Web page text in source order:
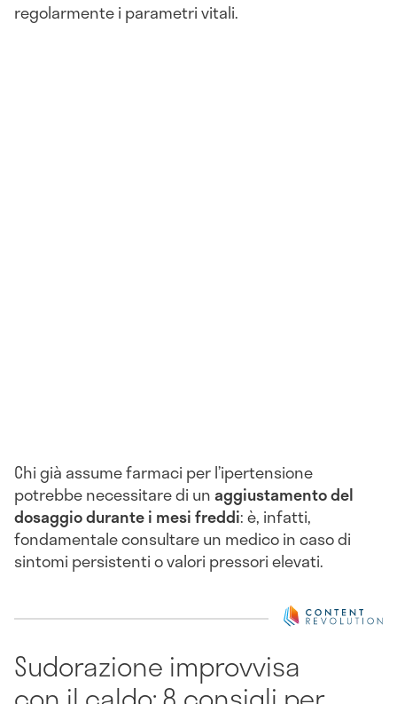
regolarmente i parametri vitali.
Chi già assume farmaci per l’ipertensione
potrebbe necessitare di unaggiustamento del
dosaggio durante i mesi freddi: è, infatti,
fondamentale consultare un medico in caso di
sintomi persistenti o valori pressori elevati.
Sudorazione improvvisa